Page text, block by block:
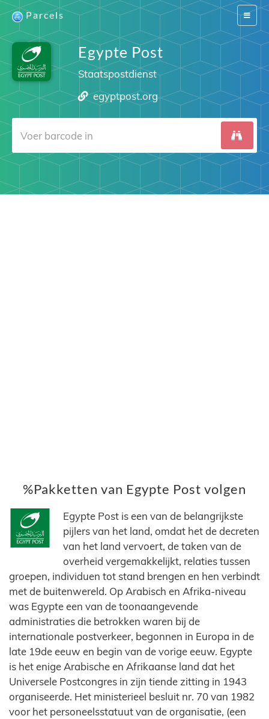
Switch
Parcels
Egypte Post
Staatspostdienst
egyptpost.org
%Pakketten van Egypte Post volgen
Egypte Post is een van de belangrijkste
pijlers van het land, omdat het de decreten
van het land vervoert, de taken van de
overheid vergemakkelijkt, relaties tussen
groepen, individuen tot stand brengen en hen verbindt
met de buitenwereld. Op Arabisch en Afrika-niveau
was Egypte een van de toonaangevende
administraties die betrokken waren bij de
internationale postverkeer, begonnen in Europa in de
late 19de eeuw en begin van de vorige eeuw. Egypte
is het enige Arabische en Afrikaanse land dat het
Universele Postcongres in zijn tiende zitting in 1943
organiseerde. Het ministerieel besluit nr. 70 van 1982
voor het personeelsstatuut van de organisatie, (een